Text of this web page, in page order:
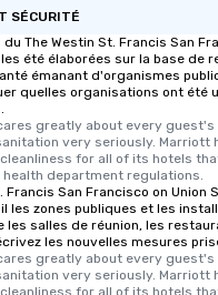
SÉCURITÉ
The Westin St. Francis San
été élaborées sur la base de
émanant d'organismes
quelles organisations ont été
greatly about every guest's
very seriously.
for all of its hotels
health department regulations.
Francis San Francisco on
zones publiques et les
les salles de réunion, les
les nouvelles mesures
greatly about every guest's
very seriously.